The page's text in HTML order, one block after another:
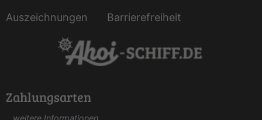
Auszeichnungen
Barrierefreiheit
Zahlungsarten